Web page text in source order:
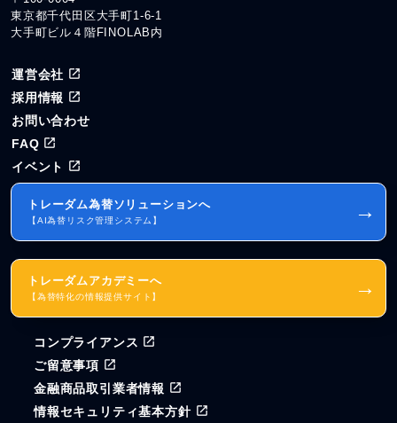
東京都千代田区大手町1-6-1
大手町ビル４階FINOLAB内
運営会社
採用情報
お問い合わせ
FAQ
イベント
トレーダム為替ソリューションへ
【AI為替リスク管理システム】 →
トレーダムアカデミーへ
【為替特化の情報提供サイト】 →
コンプライアンス
ご留意事項
金融商品取引業者情報
情報セキュリティ基本方針